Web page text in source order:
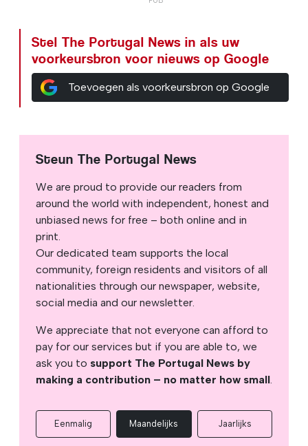
Stel The Portugal News in als uw
voorkeursbron voor nieuws op Google
Toevoegen als voorkeursbron op Google
Steun The Portugal News
We are proud to provide our readers from
around the world with independent, honest and
unbiased news for free – both online and in
print.
Our dedicated team supports the local
community, foreign residents and visitors of all
nationalities through our newspaper, website,
social media and our newsletter.
We appreciate that not everyone can afford to
pay for our services but if you are able to, we
ask you to support The Portugal News by
making a contribution – no matter how small.
Eenmalig Maandelijks Jaarlijks